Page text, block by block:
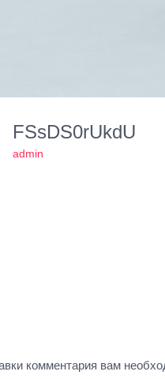
FSsDS0rUkdU
admin
комментария вам